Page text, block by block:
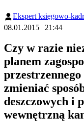
Ekspert księgowo-
08.01.2015 | 21:44
Czy w razie
planem
zmieniać
deszczowych i
wewnętrzną